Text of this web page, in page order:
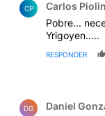
CP Carlos
Pobre...
Yrigoyen.....
RESPONDER
DG Daniel